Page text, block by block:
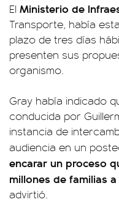
El Ministerio de
Transporte, había
plazo de tres días
presenten sus
organismo.
Gray había indicado
conducida por
instancia de
audiencia en un
encarar un proceso
millones de familias
advirtió.